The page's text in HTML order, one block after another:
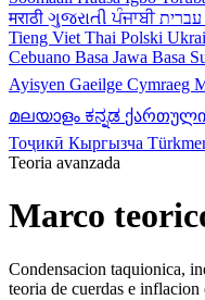
मराठी ગુજરાતીਪੰਜਾਬੀ
Tieng Viet Thai Polski
Cebuano Basa Jawa Basa
Ayisyen Gaeilge Cymraeg
മലയാളം ಕನ್ನಡ ქართული
Тоҷикӣ Кыргызча
Teoria avanzada
Marco
Condensacion taquionica,
teoria de cuerdas e inflacion